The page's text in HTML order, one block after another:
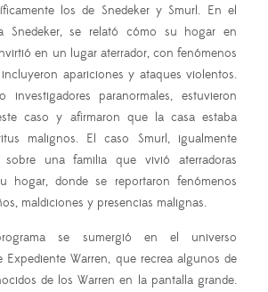
los de Snedeker y Smurl. En el
Snedeker, se relató cómo su hogar en
en un lugar aterrador, con fenómenos
apariciones y ataques violentos.
investigadores paranormales, estuvieron
caso y afirmaron que la casa estaba
malignos. El caso Smurl, igualmente
sobre una familia que vivió aterradoras
hogar, donde se reportaron fenómenos
maldiciones y presencias malignas.
se sumergió en el universo
Expediente Warren, que recrea algunos de
de los Warren en la pantalla grande.